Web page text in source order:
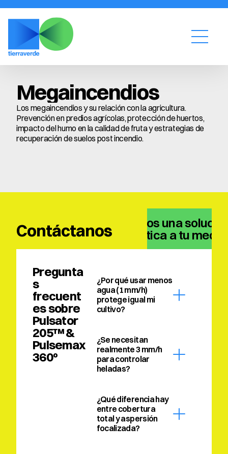
Megaincendios
Los megaincendios y su relación con la agricultura.
Prevención en predios agrícolas, protección de huertos,
impacto del humo en la calidad de fruta y estrategias de
recuperación de suelos post incendio.
Contáctanos Tenemos una
climática a tu
Pregunta
s
frecuent
es sobre
Pulsator
205™ &
Pulsemax
360º
¿Por qué usar menos
agua (1 mm/h)
protege igual mi
cultivo?
¿Se necesitan
realmente 3 mm/h
para controlar
heladas?
¿Qué diferencia hay
entre cobertura
total y aspersión
focalizada?